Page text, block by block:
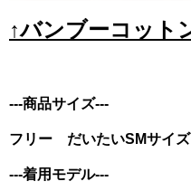
↑バンブーコット
---商品サイズ---
フリー だいたいSMサイズ
---着用モデル---